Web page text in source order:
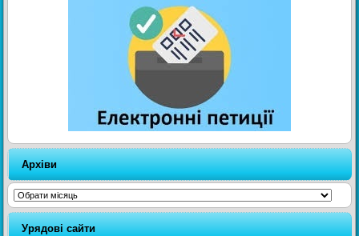
Архіви
Архіви
Урядові сайти